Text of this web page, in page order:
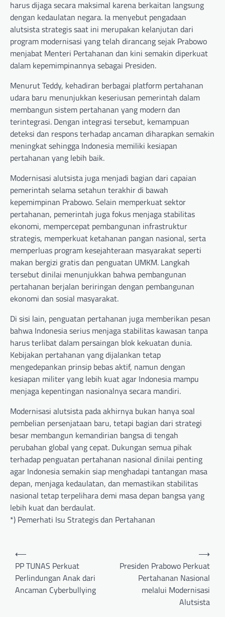
harus dijaga secara maksimal karena berkaitan langsung
dengan kedaulatan negara. Ia menyebut pengadaan
alutsista strategis saat ini merupakan kelanjutan dari
program modernisasi yang telah dirancang sejak Prabowo
menjabat Menteri Pertahanan dan kini semakin diperkuat
dalam kepemimpinannya sebagai Presiden.
Menurut Teddy, kehadiran berbagai platform pertahanan
udara baru menunjukkan keseriusan pemerintah dalam
membangun sistem pertahanan yang modern dan
terintegrasi. Dengan integrasi tersebut, kemampuan
deteksi dan respons terhadap ancaman diharapkan semakin
meningkat sehingga Indonesia memiliki kesiapan
pertahanan yang lebih baik.
Modernisasi alutsista juga menjadi bagian dari capaian
pemerintah selama setahun terakhir di bawah
kepemimpinan Prabowo. Selain memperkuat sektor
pertahanan, pemerintah juga fokus menjaga stabilitas
ekonomi, mempercepat pembangunan infrastruktur
strategis, memperkuat ketahanan pangan nasional, serta
memperluas program kesejahteraan masyarakat seperti
makan bergizi gratis dan penguatan UMKM. Langkah
tersebut dinilai menunjukkan bahwa pembangunan
pertahanan berjalan beriringan dengan pembangunan
ekonomi dan sosial masyarakat.
Di sisi lain, penguatan pertahanan juga memberikan pesan
bahwa Indonesia serius menjaga stabilitas kawasan tanpa
harus terlibat dalam persaingan blok kekuatan dunia.
Kebijakan pertahanan yang dijalankan tetap
mengedepankan prinsip bebas aktif, namun dengan
kesiapan militer yang lebih kuat agar Indonesia mampu
menjaga kepentingan nasionalnya secara mandiri.
Modernisasi alutsista pada akhirnya bukan hanya soal
pembelian persenjataan baru, tetapi bagian dari strategi
besar membangun kemandirian bangsa di tengah
perubahan global yang cepat. Dukungan semua pihak
terhadap penguatan pertahanan nasional dinilai penting
agar Indonesia semakin siap menghadapi tantangan masa
depan, menjaga kedaulatan, dan memastikan stabilitas
nasional tetap terpelihara demi masa depan bangsa yang
lebih kuat dan berdaulat.
*) Pemerhati Isu Strategis dan Pertahanan
Post
navigation
⟵
PP TUNAS Perkuat
Perlindungan Anak dari
Ancaman Cyberbullying
Presiden Prabowo Perkuat
Pertahanan Nasional
melalui Modernisasi
Alutsista
⟶